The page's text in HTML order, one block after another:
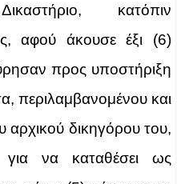
κατόπιν
αφού άκουσε έξι (6)
προς υποστήριξη
περιλαμβανομένου και
αρχικού δικηγόρου του,
να καταθέσει ως